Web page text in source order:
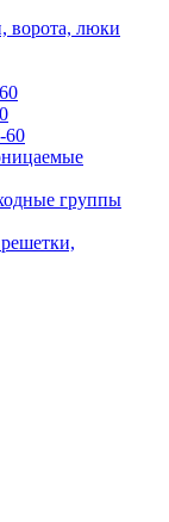
ворота, люки
60
группы